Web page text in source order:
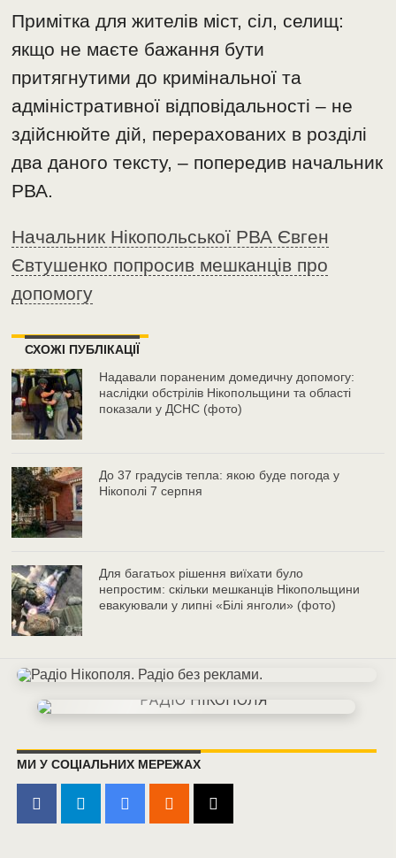
Примітка для жителів міст, сіл, селищ:
якщо не маєте бажання бути
притягнутими до кримінальної та
адміністративної відповідальності – не
здійснюйте дій, перерахованих в розділі
два даного тексту, – попередив начальник
РВА.
Начальник Нікопольської РВА Євген
Євтушенко попросив мешканців про
допомогу
СХОЖІ ПУБЛІКАЦІЇ
Надавали пораненим домедичну допомогу:
наслідки обстрілів Нікопольщини та області
показали у ДСНС (фото)
До 37 градусів тепла: якою буде погода у
Нікополі 7 серпня
Для багатьох рішення виїхати було
непростим: скільки мешканців Нікопольщини
евакуювали у липні «Білі янголи» (фото)
МИ У СОЦІАЛЬНИХ МЕРЕЖАХ